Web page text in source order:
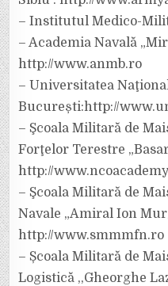
– Institutul Medico-
– Academia Navală
http://www.anmb.ro
– Universitatea
București:http://
– Şcoala Militară de
Forţelor Terestre
http://
– Şcoala Militară de
Navale „Amiral Ion
http://www.smmmfn.ro
– Școala Militară de
Logistică ,,Gheorghe